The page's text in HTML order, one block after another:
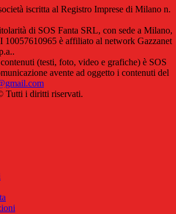
iscritta al Registro Imprese di Milano n.
di SOS Fanta SRL, con sede a Milano,
10057610965 è affiliato al network Gazzanet
(testi, foto, video e grafiche) è SOS
avente ad oggetto i contenuti del
Tutti i diritti riservati.